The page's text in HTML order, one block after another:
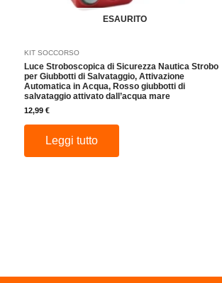
ESAURITO
KIT SOCCORSO
Luce Stroboscopica di Sicurezza Nautica Strobo
per Giubbotti di Salvataggio, Attivazione
Automatica in Acqua, Rosso giubbotti di
salvataggio attivato dall’acqua mare
12,99€
Leggi tutto